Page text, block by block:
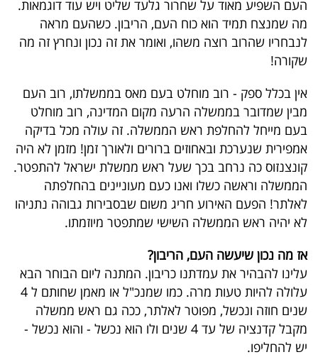
פרסמו
באייס
עקבו
אחרינו:
העם השפיע מאוד על שחרור גלעד שליט ויש עוד דוגמאות.
מה שמנצח תמיד הוא כוח העם, הריבון. כשהעם מראה
לנבחריו שהרוב רוצה משהו, ואומר את זה נכון ונחרץ זה מה
שקורה!
אין בכלל ספק - רוב מוחלט בעם מאס בממשלתו, רוב העם
מבין שמדובר בממשלה הרעה מקום המדינה, רוב מוחלט
בעם מייחל להחלפת ראש הממשלה. זה עולה מכל בדיקה
אמפירית שנערכת ובאחוזים ברורים ולאורך זמן! מזמן לא היה
קונצנזוס כה נרחב בכך שעל ראש ממשלת ישראל להתפטר.
הממשלה וראשה כשלו ואנו כעם מעוניינים בהחלפתה
לאלתר! הפעם האירוע חריג משום שבסבירות גבוהה נתניהו
לא יהיה ראש הממשלה השישי שמתפטר מיוזמתו.
אז מה נכון שיעשה העם, הריבון?
עלינו להבהיר את עמדתנו כריבון. המתנה ליום הבוחר הבא
עלולה להיות טעות מרה. כמו שמנכ"ל או מאמן שחותם ל 4
שנים חוזה ונכשל, מפוטר לאלתר, ככה גם ראש ממשלה
מקבל קדנציה של עד 4 שנים ולו הוא נכשל - והוא נכשל -
יש להחליפו.